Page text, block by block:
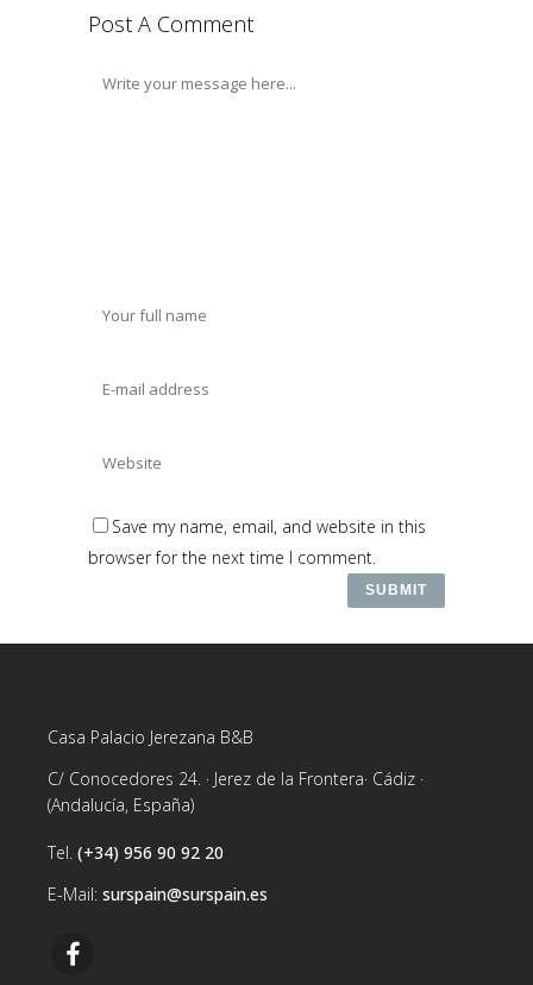
Post A Comment
Save my name, email, and website in this
browser for the next time I comment.
Casa Palacio Jerezana B&B
C/ Conocedores 24. · Jerez de la Frontera· Cádiz ·
(Andalucía, España)
Tel. (+34) 956 90 92 20
E-Mail: surspain@surspain.es